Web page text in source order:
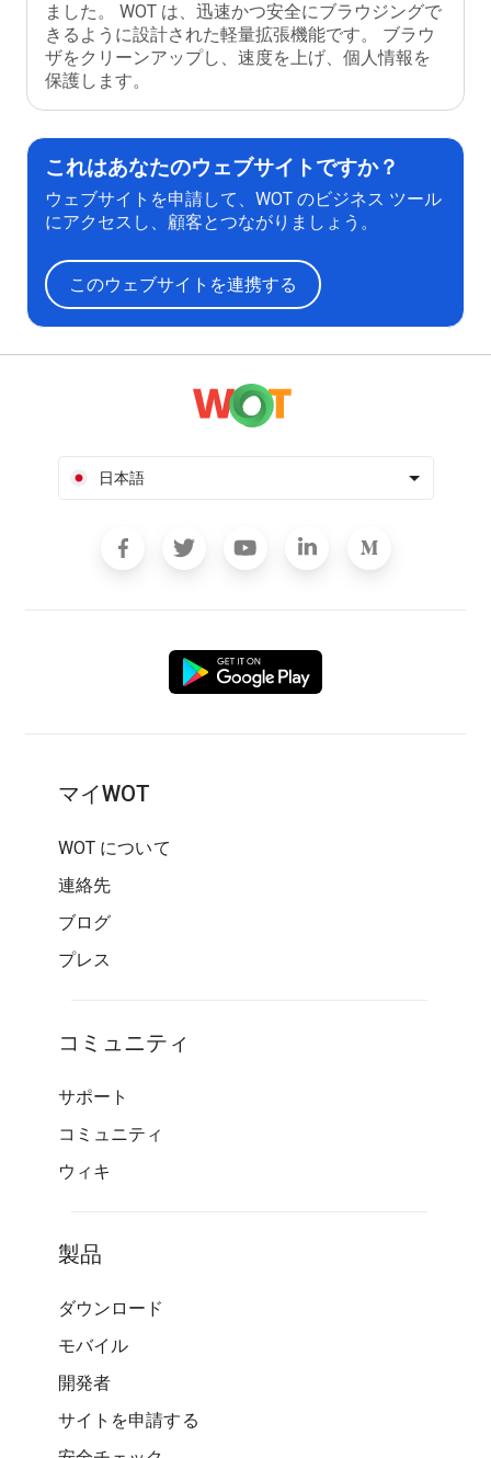
ました。 WOT は、迅速かつ安全にブラウジングで
きるように設計された軽量拡張機能です。 ブラウ
ザをクリーンアップし、速度を上げ、個人情報を
保護します。
これはあなたのウェブサイトですか？
ウェブサイトを申請して、WOT のビジネス ツール
にアクセスし、顧客とつながりましょう。
このウェブサイトを連携する
日本語
マイWOT
WOT について
連絡先
ブログ
プレス
コミュニティ
サポート
コミュニティ
ウィキ
製品
ダウンロード
モバイル
開発者
サイトを申請する